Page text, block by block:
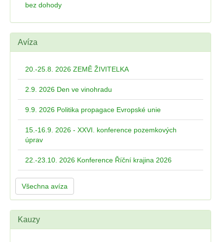
bez dohody
Avíza
20.-25.8. 2026 ZEMĚ ŽIVITELKA
2.9. 2026 Den ve vinohradu
9.9. 2026 Politika propagace Evropské unie
15.-16.9. 2026 - XXVI. konference pozemkových
úprav
22.-23.10. 2026 Konference Říční krajina 2026
Všechna avíza
Kauzy